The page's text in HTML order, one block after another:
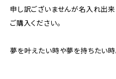
申し訳ございませんが名入れ出
ご購入ください。
夢を叶えたい時や夢を持ちたい時